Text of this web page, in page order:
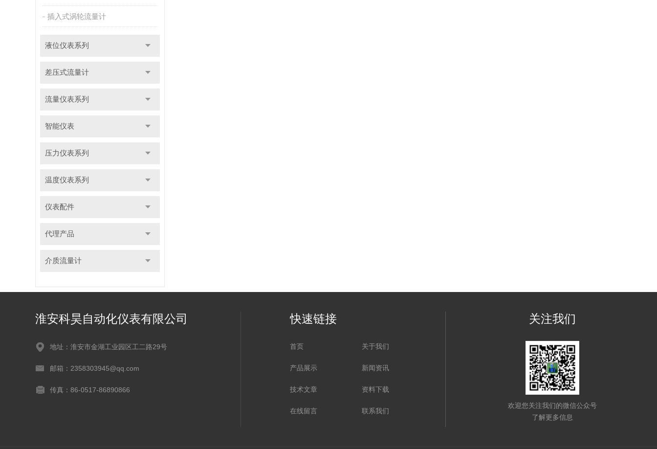
插入式涡轮流量计
液位仪表系列
差压式流量计
流量仪表系列
智能仪表
压力仪表系列
温度仪表系列
仪表配件
代理产品
介质流量计
淮安科昊自动化仪表有限公司
地址：淮安市金湖工业园区工二路29号
邮箱：2358303945@qq.com
传真：86-0517-86890866
快速链接
首页 关于我们
产品展示 新闻资讯
技术文章 资料下载
在线留言 联系我们
关注我们
欢迎您关注我们的微信公众号
了解更多信息